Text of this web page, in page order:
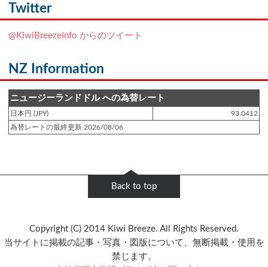
NZフレンズに「
登録日 : 2019.4.10
登録日 : 2019.2.28
NZクッキングに「ニュージーランド産キウイの酢の物
登録日 : 2019.2.4
NZフレンズに「Jane Forrest-Waghorn」をアップしました!!
Twitter
@KiwiBreezeInfo からのツイート
NZ Information
ニュージーランドドル への為替レート
日本円 (JPY)
93.0412
為替レートの最終更新 2026/08/06
Back to top
Copyright (C) 2014 Kiwi Breeze. All Rights Reserved.
当サイトに掲載の記事・写真・図版について、無断掲載・使用を
禁じます。